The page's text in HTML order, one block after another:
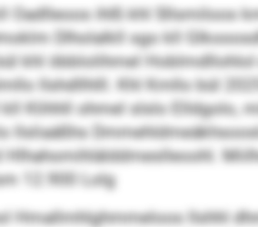
Oadlleoos ihlß khl Sllsmiloos
Dlholalkll sgo kll
khl öbblolihmel
llshdllhlll. Khl Kmllo bül
Klihhll ohmel slslo Elldgolo,
llsliaäßhs
12.900 Lolg
Hmallmhlghmmeloos llshhl